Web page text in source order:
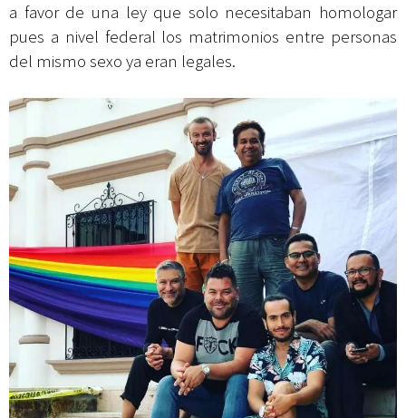
a favor de una ley que solo necesitaban homologar
pues a nivel federal los matrimonios entre personas
del mismo sexo ya eran legales.